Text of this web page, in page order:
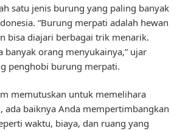
satu jenis burung yang paling banyak
“Burung merpati adalah hewan
bisa diajari berbagai trik menarik.
banyak orang menyukainya,” ujar
penghobi burung merpati.
memutuskan untuk memelihara
ada baiknya Anda mempertimbangkan
waktu, biaya, dan ruang yang